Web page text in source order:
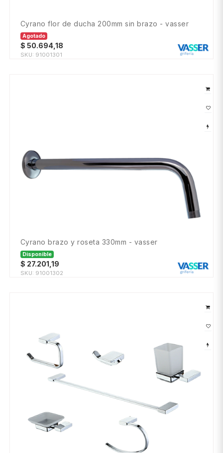
cyrano flor de ducha 200mm sin brazo - vasser
Agotado
$ 50.694,18
SKU: 91001301
cyrano brazo y roseta 330mm - vasser
Disponible
$ 27.201,19
SKU: 91001302